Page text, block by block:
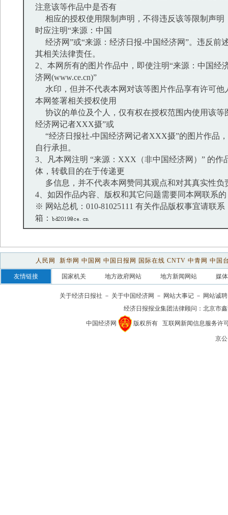
注意该等作品中是否有
相应的授权使用限制声明，不得违反该等限制声明
时应注明“来源：中国
经济网”或“来源：经济日报-中国经济网”。违反前
其相关法律责任。
2、本网所有的图片作品中，即使注明“来源：中国经
济网(www.ce.cn)”
水印，但并不代表本网对该等图片作品享有许可他
本网签署相关授权使用
协议的单位及个人，仅有权在授权范围内使用该等
经济网记者XXX摄”或
“经济日报社-中国经济网记者XXX摄”的图片作品
自行承担。
3、凡本网注明 “来源：XXX（非中国经济网）” 的作
体，转载目的在于传递更
多信息，并不代表本网赞同其观点和对其真实性负
4、如因作品内容、版权和其它问题需要同本网联系
※ 网站总机：010-81025111 有关作品版权事宜请联系
箱：
人民网 新华网 中国网 中国日报网 国际在线 CNTV 中青网 中国
友情链接 国家机关 地方政府网站 地方新闻网站 媒
关于经济日报社 － 关于中国经济网 － 网站大事记 － 网站诚聘
经济日报报业集团法律顾问： 北京市
中国经济网 版权所有 互联网新闻信息服务许
京